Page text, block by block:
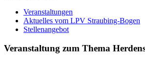
Veranstaltungen
Aktuelles vom LPV Straubing-Bogen
Stellenangebot
Veranstaltung zum Thema